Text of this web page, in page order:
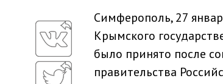
Симферополь, 27
Крымского
было принято после
правительства